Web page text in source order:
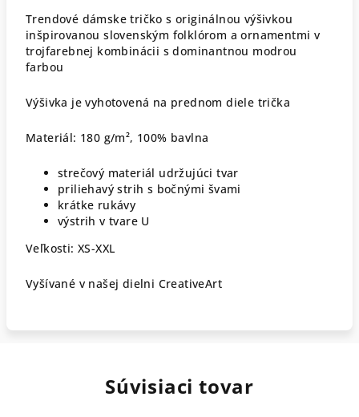
Trendové dámske tričko s originálnou výšivkou
inšpirovanou slovenským folklórom a ornamentmi v
trojfarebnej kombinácii s dominantnou modrou
farbou
Výšivka je vyhotovená na prednom diele trička
Materiál: 180 g/m², 100% bavlna
strečový materiál udržujúci tvar
priliehavý strih s bočnými švami
krátke rukávy
výstrih v tvare U
Veľkosti: XS-XXL
Vyšívané v našej dielni CreativeArt
Súvisiaci tovar